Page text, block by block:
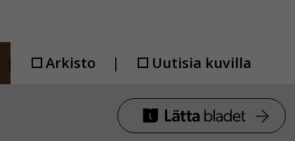
Arkisto Uutisia kuvilla